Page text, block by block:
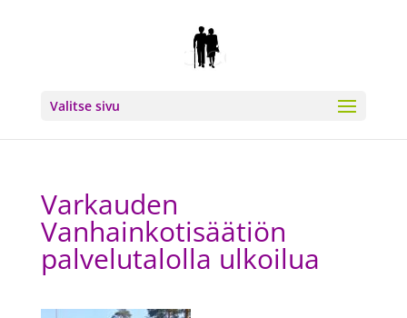
Valitse sivu
Varkauden
Vanhainkotisäätiön
palvelutalolla ulkoilua